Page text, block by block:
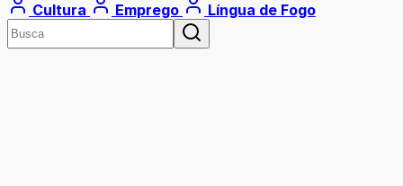
Cultura
Emprego Língua de Fogo